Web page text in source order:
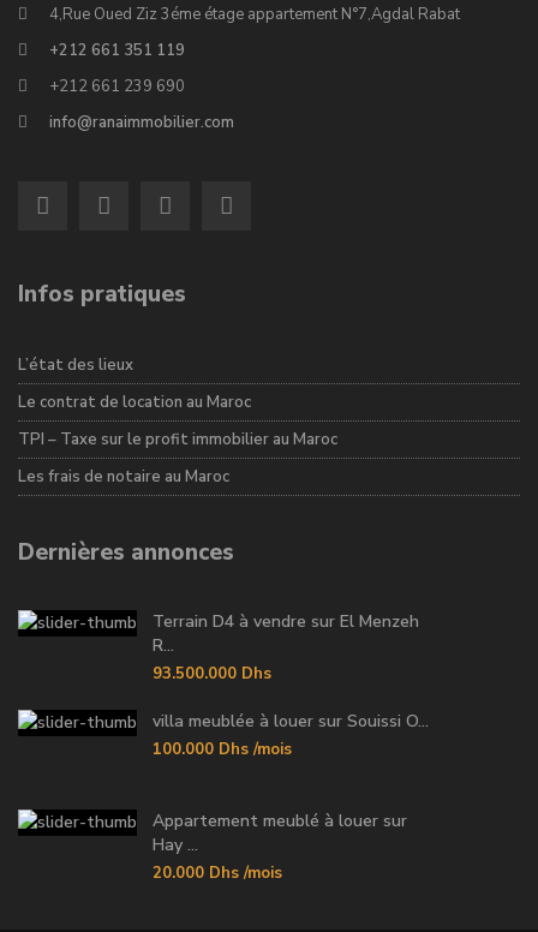
4,Rue Oued Ziz 3éme étage appartement N°7,Agdal Rabat
+212 661 351 119
+212 661 239 690
info@ranaimmobilier.com
Infos pratiques
L’état des lieux
Le contrat de location au Maroc
TPI – Taxe sur le profit immobilier au Maroc
Les frais de notaire au Maroc
Dernières annonces
Terrain D4 à vendre sur El Menzeh
R...
93.500.000 Dhs
villa meublée à louer sur Souissi O...
100.000 Dhs /mois
Appartement meublé à louer sur
Hay ...
20.000 Dhs /mois